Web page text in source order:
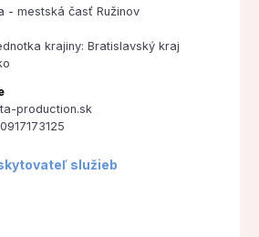
- mestská časť Ružinov
krajiny: Bratislavský kraj
production.sk
služieb